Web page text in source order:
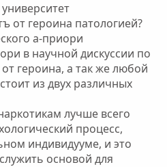
от героина патологией?
а-приори
в научной дискуссии по
героина, а так же любой
из двух различных
лучше всего
процесс,
индивидууме, и это
основой для